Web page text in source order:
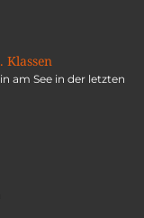
Klassen
am See in der letzten